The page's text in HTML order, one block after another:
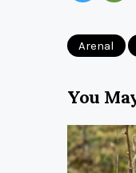
Arenal
You